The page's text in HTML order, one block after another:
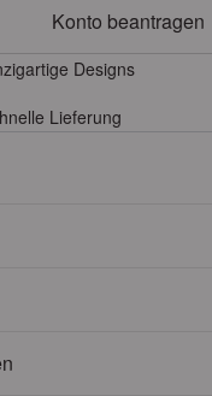
Konto beantragen
Designs
Lieferung